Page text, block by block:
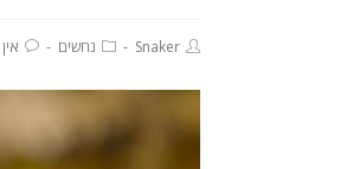
Snaker נחשים